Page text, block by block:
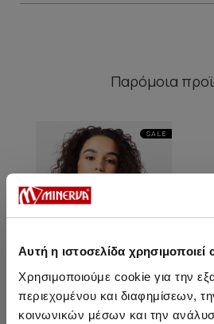
Αυτή η ιστοσελίδα χρησιμοποιεί
Χρησιμοποιούμε cookie για την
περιεχομένου και διαφημίσεων,
κοινωνικών μέσων και την
Παρόμοια
SALE